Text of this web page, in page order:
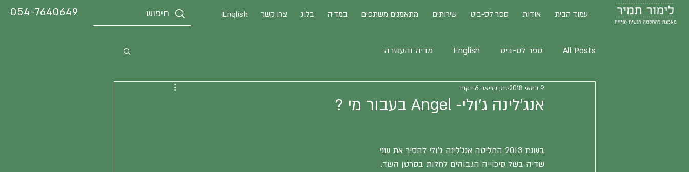
עמוד הבית אודות ספר לס-ביט שירותים מתאמנים משתפים במדיה בלוג צרו קשר English
All Posts ספר לס-ביט English מדיה והעשרה
אנג'לינה ג'ולי- Angel בעבור מי ?
9 במאי 2018 זמן קריאה 6 דקות
בשנת 2013 החליטה אנג'לינה ג'ולי להסיר את שני
שדיה בשל סיכוייה הגבוהים לחלות בסרטן השד.